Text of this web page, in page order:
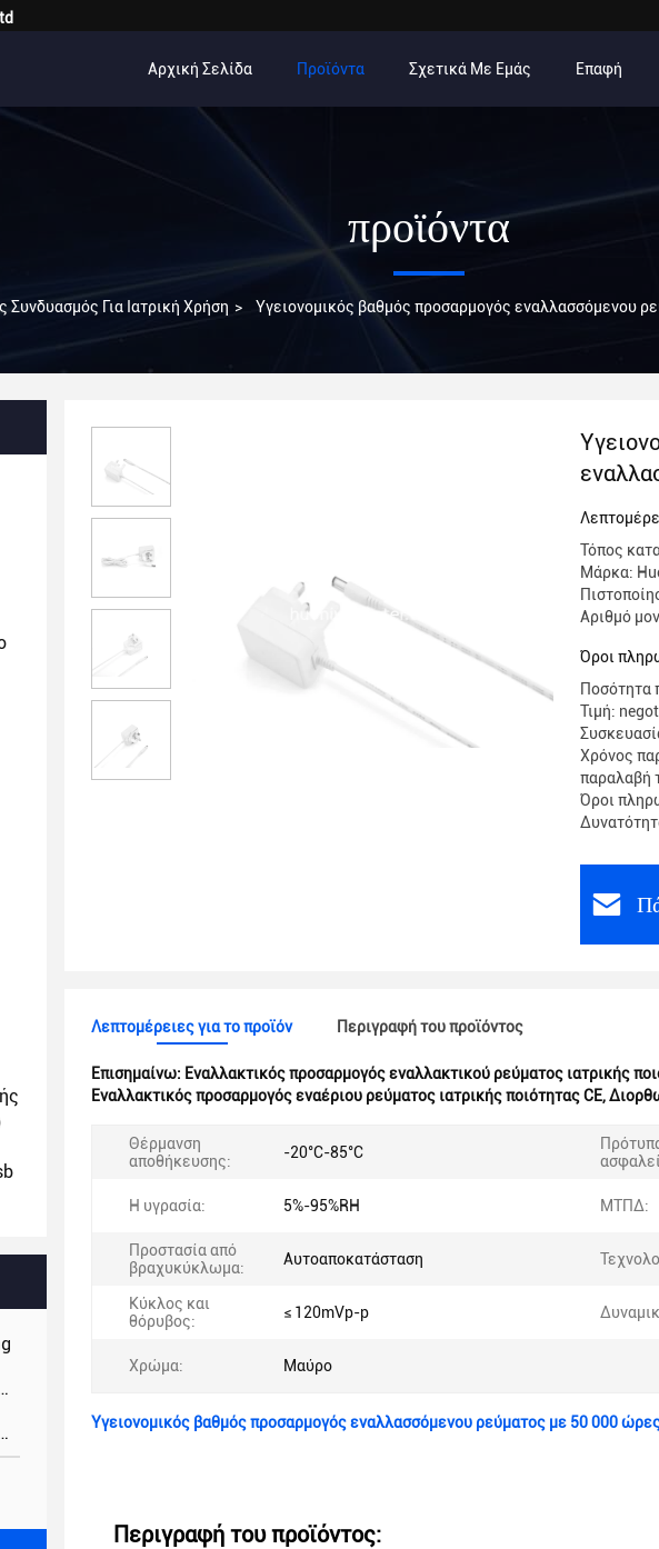
Αρχική Σελίδα Προϊόντα Σχετικά Με Εμάς Επαφή
προϊόντα
Συνδυασμός Για Ιατρική Χρήση > Υγειονομικός βαθμός προσαρμογός εναλλασσόμενου
MTBF
UL/CE/
Τόπος
Μάρκα:
Αριθμό
Όροι
Ποσότητα
Τιμή:
Χρόνος
παραλαβή
Όροι
Λεπτομέρειες για το προϊόν Περιγραφή του προϊόντος
Επισημαίνω: Εναλλακτικός προσαρμογός εναλλακτικού ρεύματος ιατρικής
Εναλλακτικός προσαρμογός εναέριου ρεύματος ιατρικής ποιότητας CE,
Θέρμανση
αποθήκευσης:
-20°C-85°C
Η υγρασία: 5%-95%RH ΜΤΠΔ:
Προστασία από
βραχυκύκλωμα:
Αυτοαποκατάσταση
Κύκλος και
θόρυβος:
≤ 120mVp-p
Χρώμα: Μαύρο
Υγειονομικός βαθμός προσαρμογός εναλλασσόμενου ρεύματος με 50 000
Περιγραφή του προϊόντος: